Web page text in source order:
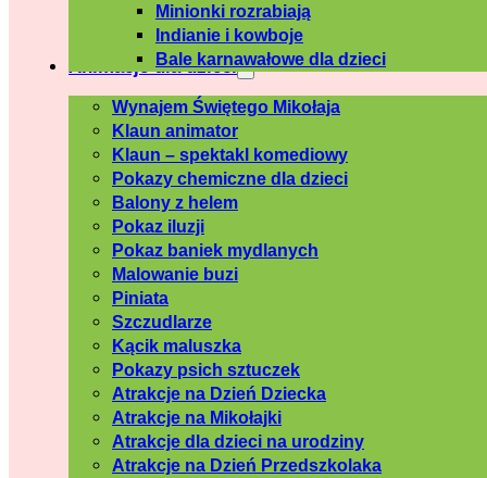
Minionki rozrabiają
Indianie i kowboje
Bale karnawałowe dla dzieci
Animacje dla dzieci
Wynajem Świętego Mikołaja
Klaun animator
Klaun – spektakl komediowy
Pokazy chemiczne dla dzieci
Balony z helem
Pokaz iluzji
Pokaz baniek mydlanych
Malowanie buzi
Piniata
Szczudlarze
Kącik maluszka
Pokazy psich sztuczek
Atrakcje na Dzień Dziecka
Atrakcje na Mikołajki
Atrakcje dla dzieci na urodziny
Atrakcje na Dzień Przedszkolaka